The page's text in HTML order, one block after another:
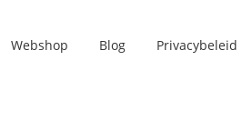
Webshop Blog Privacybeleid